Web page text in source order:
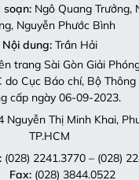
soạn:Ngô Quang Trưởng,
Nguyễn Phước Bình
Nội dung:Trần Hải
trang Sài Gòn Giải
do Cục Báo chí, Bộ
cấp ngày 06-09-2023.
Nguyễn Thị Minh Khai,
TP.HCM
(028) 2241.3770 – (028)
Fax:(028) 3844.0522